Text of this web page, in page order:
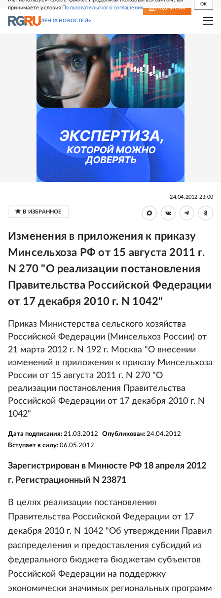
принимаете условия Пользовательского соглашения
OK
СВЕЖИЙ НОМЕР ПОДПИСКА
ЛЕНТА НОВОСТЕЙ
24.04.2012 23:00
Изменения в приложения к приказу
Минсельхоза РФ от 15 августа 2011 г.
N 270 "О реализации постановления
Правительства Российской Федерации
от 17 декабря 2010 г. N 1042"
Приказ Министерства сельского хозяйства
Российской Федерации (Минсельхоз России) от
21 марта 2012 г. N 192 г. Москва "О внесении
изменений в приложения к приказу Минсельхоза
России от 15 августа 2011 г. N 270 "О
реализации постановления Правительства
Российской Федерации от 17 декабря 2010 г. N
1042"
Дата подписания: 21.03.2012 Опубликован: 24.04.2012
Вступает в силу: 06.05.2012
Зарегистрирован в Минюсте РФ 18 апреля 2012
г. Регистрационный N 23871
В целях реализации постановления
Правительства Российской Федерации от 17
декабря 2010 г. N 1042 "Об утверждении Правил
распределения и предоставления субсидий из
федерального бюджета бюджетам субъектов
Российской Федерации на поддержку
экономически значимых региональных программ